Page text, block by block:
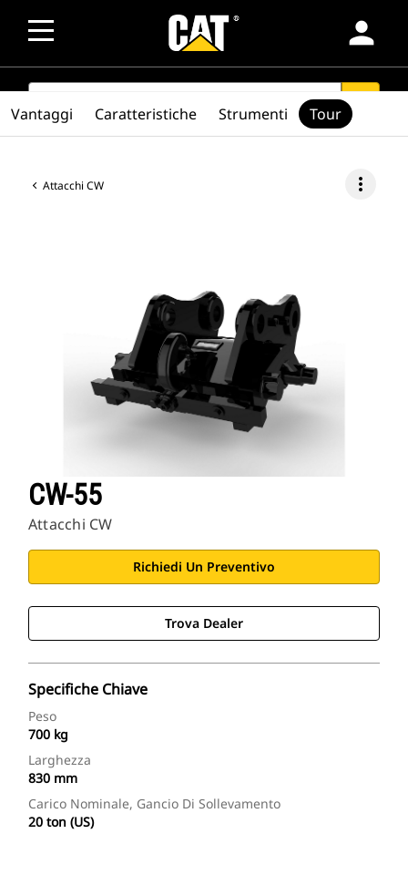
person
SEARCH search
Attacchi CW more_vert
CW-55
Attacchi CW
Richiedi Un Preventivo
Trova Dealer
Specifiche Chiave
Peso
700 kg
Larghezza
830 mm
Carico Nominale, Gancio Di Sollevamento
20 ton (US)
Vantaggi Caratteristiche Strumenti Tour